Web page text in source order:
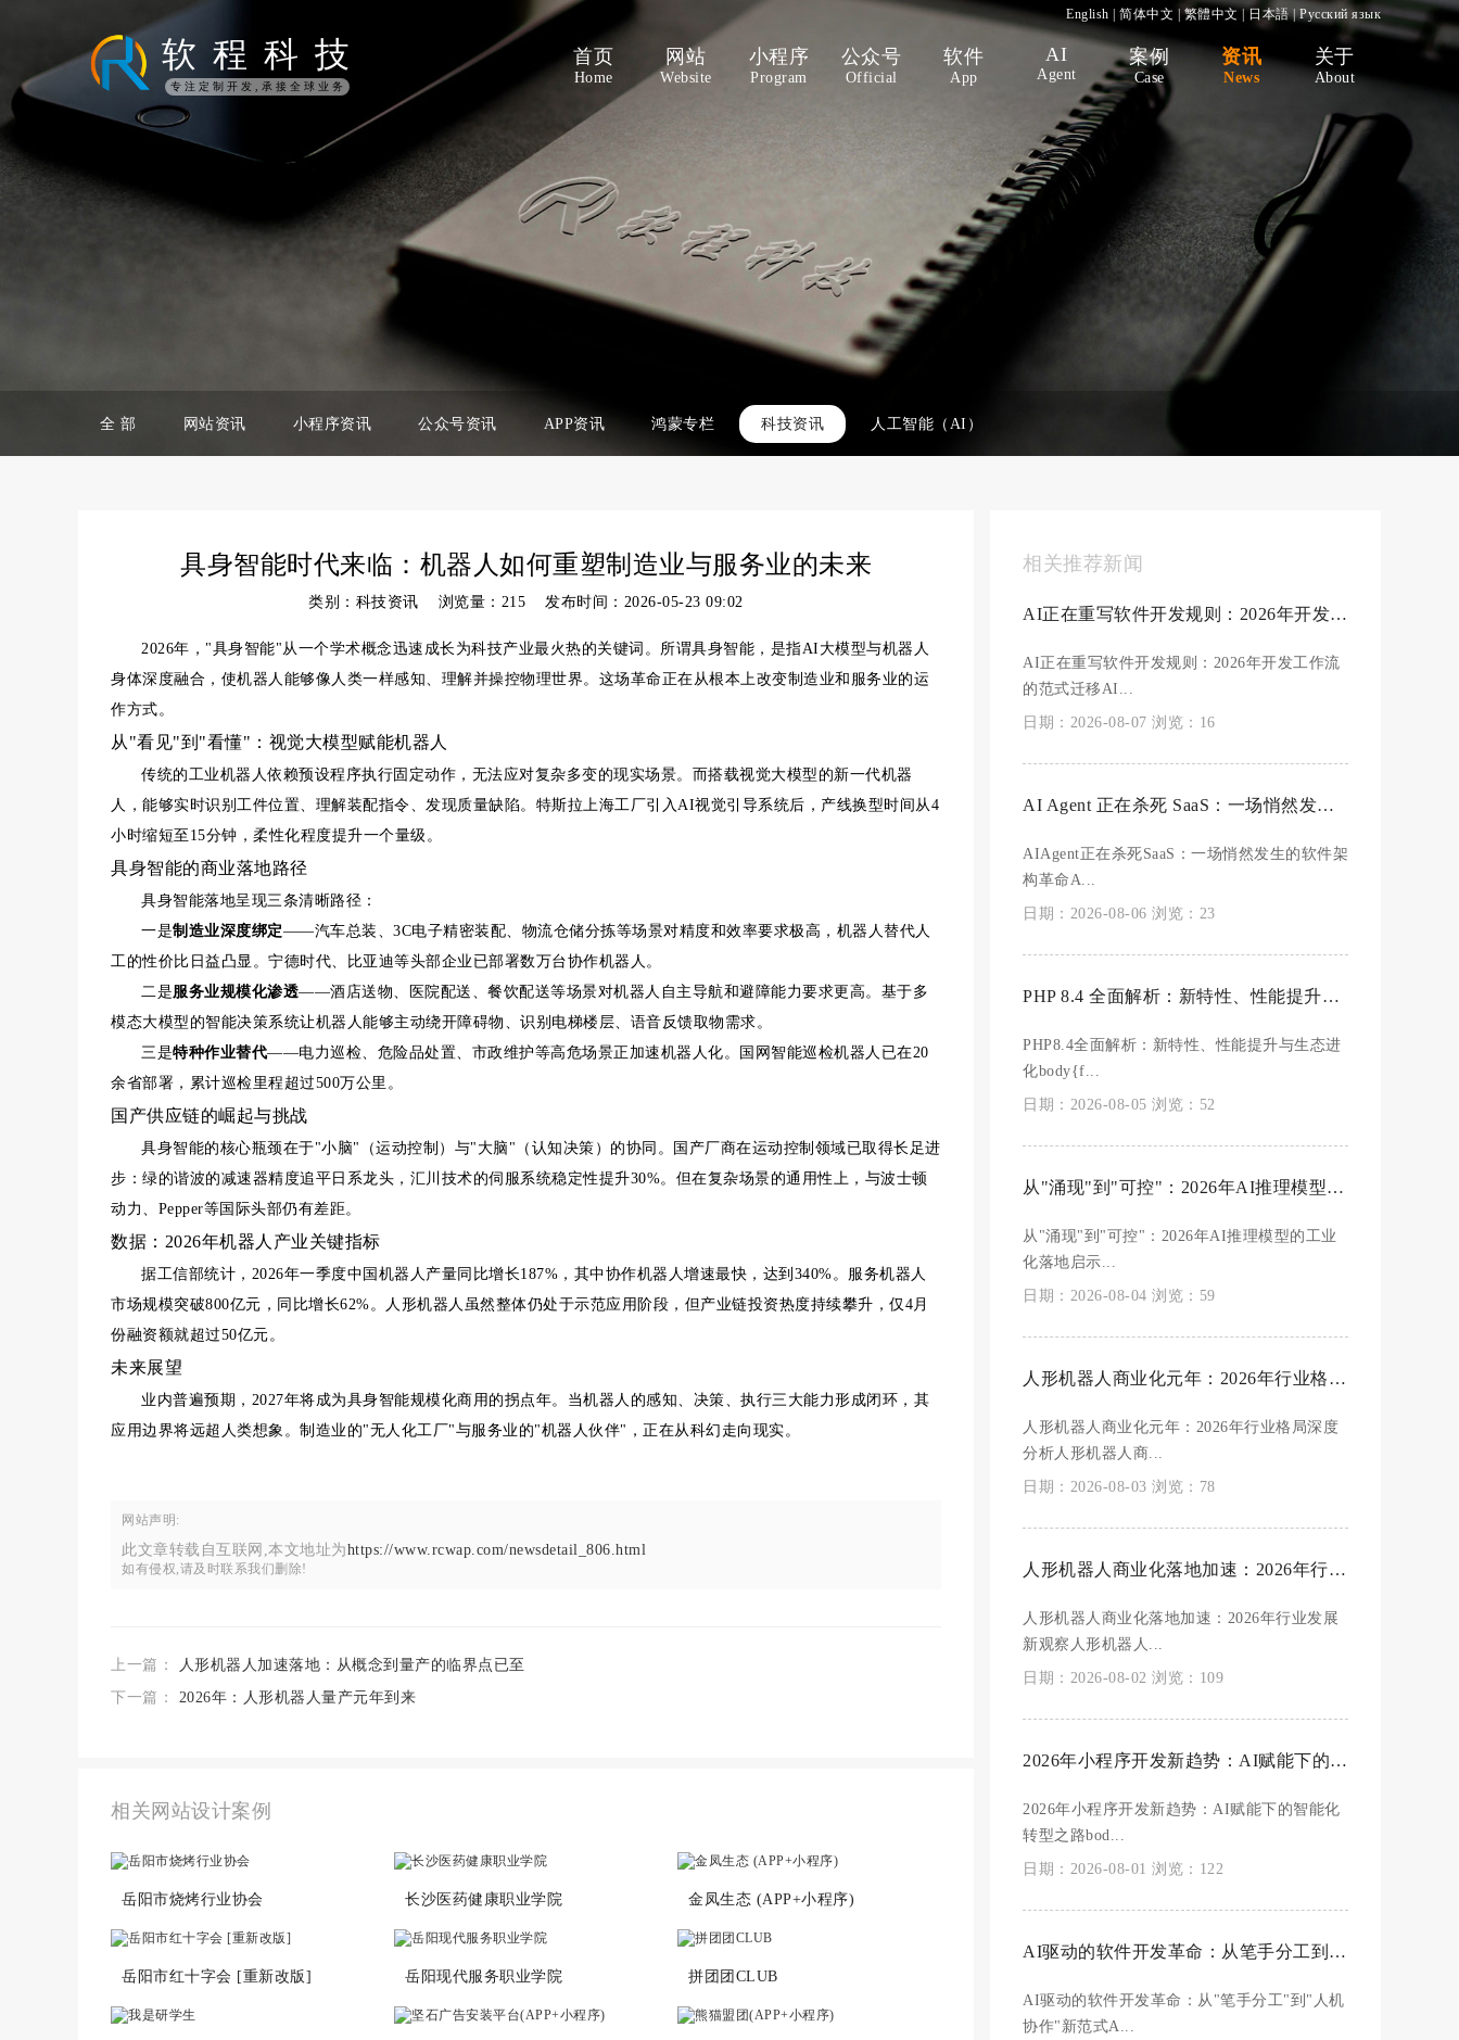
软 程 科 技
专注定制开发,承接全球业务
English 简体中文 繁體中文 日本語 | Русский язык
首页
Home
网站
Website
小程序
Program
公众号
Official
软件
App
AI
Agent
案例
Case
资讯
News
关于
About
全 部 网站资讯 小程序资讯 公众号资讯 APP资讯 鸿蒙专栏 科技资讯 人工智能（AI）
具身智能时代来临：机器人如何重塑制造业与服务业的未来
类别：科技资讯 浏览量： 215 发布时间：2026-05-23 09:02
2026年，"具身智能"从一个学术概念迅速成长为科技产业最火热的关键词。所谓具身智能，是指AI大模型与机器人
身体深度融合，使机器人能够像人类一样感知、理解并操控物理世界。这场革命正在从根本上改变制造业和服务业的运
作方式。
从"看见"到"看懂"：视觉大模型赋能机器人
传统的工业机器人依赖预设程序执行固定动作，无法应对复杂多变的现实场景。而搭载视觉大模型的新一代机器
人，能够实时识别工件位置、理解装配指令、发现质量缺陷。特斯拉上海工厂引入AI视觉引导系统后，产线换型时间从4
小时缩短至15分钟，柔性化程度提升一个量级。
具身智能的商业落地路径
具身智能落地呈现三条清晰路径：
一是制造业深度绑定——汽车总装、3C电子精密装配、物流仓储分拣等场景对精度和效率要求极高，机器人替代人
工的性价比日益凸显。宁德时代、比亚迪等头部企业已部署数万台协作机器人。
二是服务业规模化渗透——酒店送物、医院配送、餐饮配送等场景对机器人自主导航和避障能力要求更高。基于多
模态大模型的智能决策系统让机器人能够主动绕开障碍物、识别电梯楼层、语音反馈取物需求。
三是特种作业替代——电力巡检、危险品处置、市政维护等高危场景正加速机器人化。国网智能巡检机器人已在20
余省部署，累计巡检里程超过500万公里。
国产供应链的崛起与挑战
具身智能的核心瓶颈在于"小脑"（运动控制）与"大脑"（认知决策）的协同。国产厂商在运动控制领域已取得长足进
步：绿的谐波的减速器精度追平日系龙头，汇川技术的伺服系统稳定性提升30%。但在复杂场景的通用性上，与波士顿
动力、Pepper等国际头部仍有差距。
数据：2026年机器人产业关键指标
据工信部统计，2026年一季度中国机器人产量同比增长187%，其中协作机器人增速最快，达到340%。服务机器人
市场规模突破800亿元，同比增长62%。人形机器人虽然整体仍处于示范应用阶段，但产业链投资热度持续攀升，仅4月
份融资额就超过50亿元。
未来展望
业内普遍预期，2027年将成为具身智能规模化商用的拐点年。当机器人的感知、决策、执行三大能力形成闭环，其
应用边界将远超人类想象。制造业的"无人化工厂"与服务业的"机器人伙伴"，正在从科幻走向现实。
网站声明:
此文章转载自互联网,本文地址为https://www.rcwap.com/newsdetail_806.html
如有侵权,请及时联系我们删除!
上一篇：
人形机器人加速落地：从概念到量产的临界点已至
下一篇： 2026年：人形机器人量产元年到来
相关网站设计案例
岳阳市烧烤行业协会 长沙医药健康职业学院 金凤生态 (APP+小程序)
岳阳市红十字会 [重新改版] 岳阳现代服务职业学院 拼团团CLUB
相关推荐新闻
AI正在重写软件开发规则：2026年开发工作流的范式迁移
AI正在重写软件开发规则：2026年开发工作流
的范式迁移AI...
日期：2026-08-07 浏览：16
AI Agent 正在杀死 SaaS：一场悄然发生的软件架构革命
AIAgent正在杀死SaaS：一场悄然发生的软件架
构革命A...
日期：2026-08-06 浏览：23
PHP 8.4 全面解析：新特性、性能提升与生态进化
PHP8.4全面解析：新特性、性能提升与生态进
化body{f...
日期：2026-08-05 浏览：52
从"涌现"到"可控"：2026年AI推理模型的工业化落地启示录
从"涌现"到"可控"：2026年AI推理模型的工业
化落地启示...
日期：2026-08-04 浏览：59
人形机器人商业化元年：2026年行业格局深度分析
人形机器人商业化元年：2026年行业格局深度
分析人形机器人商...
日期：2026-08-03 浏览：78
人形机器人商业化落地加速：2026年行业发展新观察
人形机器人商业化落地加速：2026年行业发展
新观察人形机器人...
日期：2026-08-02 浏览：109
2026年小程序开发新趋势：AI赋能下的智能化转型之路
2026年小程序开发新趋势：AI赋能下的智能化
转型之路bod...
日期：2026-08-01 浏览：122
AI驱动的软件开发革命：从笔手分工到人机协作新范式
AI驱动的软件开发革命：从"笔手分工"到"人机
协作"新范式A...